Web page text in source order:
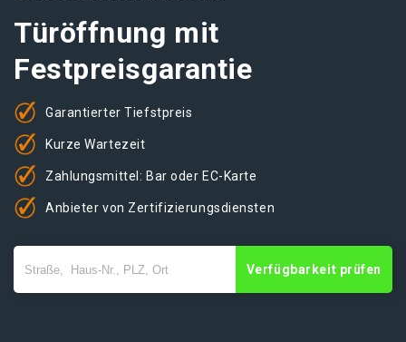
Türöffnung mit
Festpreisgarantie
Garantierter Tiefstpreis
Kurze Wartezeit
Zahlungsmittel: Bar oder EC-Karte
Anbieter von Zertifizierungsdiensten
Verfügbarkeit prüfen